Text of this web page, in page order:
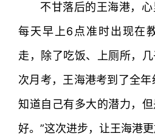
不甘落后的王海港，
每天早上6点准时出现在
走，除了吃饭、上厕所，
次月考，王海港考到了全
知道自己有多大的潜力，
好。”这次进步，让王海港更